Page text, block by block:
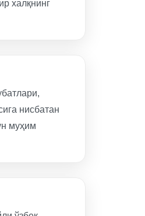
халқнинг
нисбатан
муҳим